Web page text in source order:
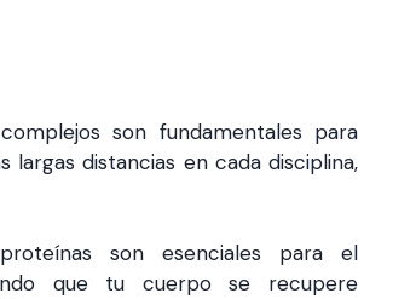
son fundamentales para
distancias en cada disciplina,
son esenciales para el
que tu cuerpo se recupere